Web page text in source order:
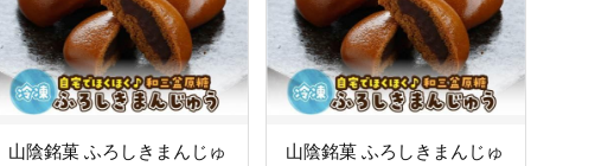
山陰銘菓 ふろしきまんじゅ
山陰銘菓 ふろしきまんじゅ